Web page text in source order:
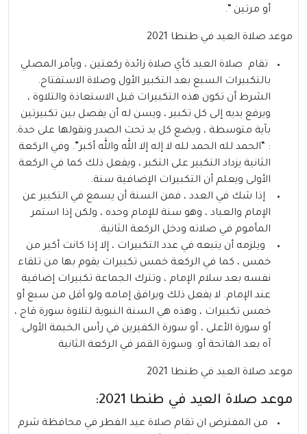
أو مرتين “.
موعد صلاة العيد في طنطا 2021
تقام صلاة العيد كأي صلاة زائدة ركعتين ، ويأمر المصلي
بالتكبيرات السبع بعد التكبير الأول وصلاة الاستفتاح.
الشرط أن تكون هذه التكبيرات قبل الاستعاذة والتلاوة ،
ويرفع يديه إلى كل تكبير ، ويسن له أن يفصل بين تكبيرتين
بآية متوسطة ، ويضع كل يد تحت الصدر ونقولها على حدة.
: “الحمد لله الحمد لله لا إله إلا الله والله أكبر”. وفي الركعة
الثانية يزداد التكبير على التكبر ، ويفعل ذلك كما في الركعة
الأولى ويعلم أن التكبيرات الإضافية سنة.
إذا شك في العدد ، فمن السنة أن يسمع في التكبير عن
الإمام والعباد ، وهو سنة للإمام وحده ، ولكن إذا استمر
المأموم في صلاته ودخل الركعة الثانية.
ويلزمه أن يتبعه في عدد التكبيرات ، إلا إذا كانت أكبر من
خمس ، كما في الركعة خمس تكبيرات يقوم بها من تلقاء
نفسه بعد سلام الإمام ، وتترك الجماعة تكبيرات إضافية
عند الإمام. لا يفعل ذلك ويرافق إمامه ولو أقل من سبع أو
خمس تكبيرات ، وهذه هي السنة النبوية لتلاوة سورة قاح ،
أو سورة الأعلى ، أو سورة الكفيرين في رأس الخيمة الأولى.
آه بعد الفاتحة أو. وسورة القمر في الركعة الثانية
موعد صلاة العيد في طنطا 2021
موعد صلاة العيد في طنطا 2021:
من المفترض ان تقام صلاة عيد الفطر في محافظة شرم